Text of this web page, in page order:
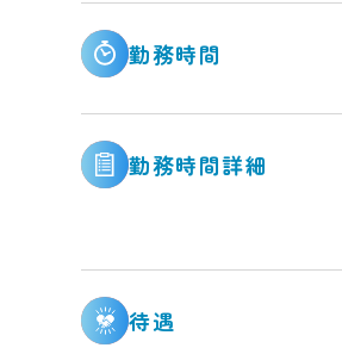
勤務時間
勤務時間詳細
待遇